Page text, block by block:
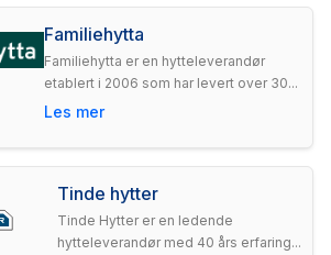
Familiehytta
Familiehytta er en hytteleverandør
etablert i 2006 som har levert over 30...
Les mer
Tinde hytter
Tinde Hytter er en ledende
hytteleverandør med 40 års erfaring...